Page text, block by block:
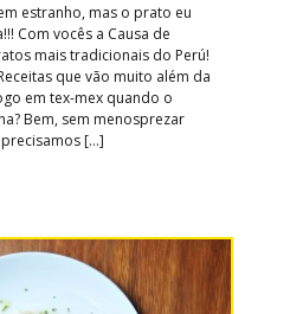
estranho, mas o prato eu
Com vocês a Causa de
mais tradicionais do Perú!
que vão muito além da
em tex-mex quando o
Bem, sem menosprezar
[…]